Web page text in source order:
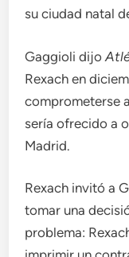
su ciudad natal
Gaggioli dijo
Rexach en
comprometerse
sería ofrecido a
Madrid.
Rexach invitó a
tomar una
problema: